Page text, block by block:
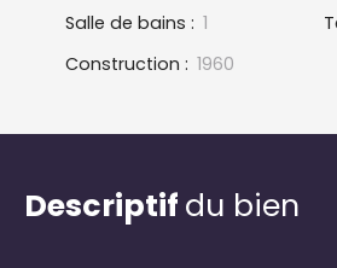
Salle de bains : 1
Construction : 1960
Descriptif du bien